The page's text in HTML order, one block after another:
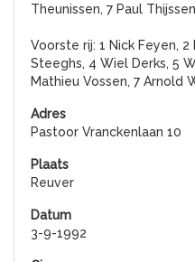
Theunissen, 7 Paul
Voorste rij: 1 Nick Feyen,
Steeghs, 4 Wiel Derks, 5
Mathieu Vossen, 7 Arnold
Pastoor Vranckenlaan 10
Reuver
3-9-1992